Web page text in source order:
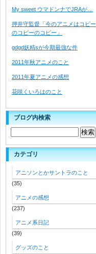
My sweet ウマドンナでJRAが…
押井守監督「今のアニメはコピー
のコピーのコピー」
gdgd妖精sが今期最強な件
2011年秋アニメのこと
2011年夏アニメの感想
花咲くいろはのこと
ブログ内検索
カテゴリ
アニソンとかサントラのこと
(35)
アニメの感想
(237)
アニメ系日記
(39)
グッズのこと